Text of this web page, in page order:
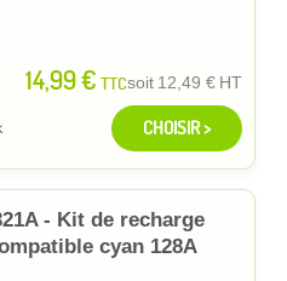
14,99 € TTCsoit 12,49 € HT
CHOISIR >
- Kit de recharge
cyan 128A